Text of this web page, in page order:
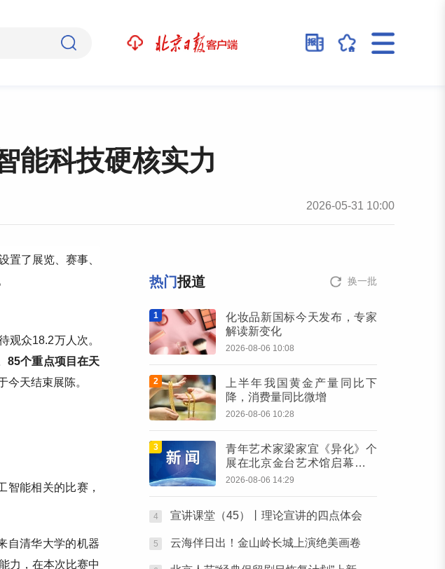
能科技硬核实力
2026-05-31 10:00
置了展览、赛事、
观众18.2万人次。
85个重点项目在天
天结束展陈。
智能相关的比赛，
自清华大学的机器
力，在本次比赛中
热门报道 换一批
1
化妆品新国标今天发布，专家
解读新变化
2026-08-06 10:08
2
上半年我国黄金产量同比下
降，消费量同比微增
2026-08-06 10:28
3
青年艺术家梁家宜《异化》个
展在北京金台艺术馆启幕：以
先锋艺术跨界公益，探寻“身体
2026-08-06 14:29
4 宣讲课堂（45）丨理论宣讲的四点体会
5 云海伴日出！金山岭长城上演绝美画卷